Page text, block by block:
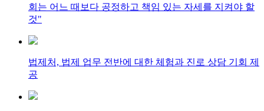
회는 어느 때보다 공정하고 책임 있는 자세를 지켜야 할
것"
법제처, 법제 업무 전반에 대한 체험과 진로 상담 기회 제
공